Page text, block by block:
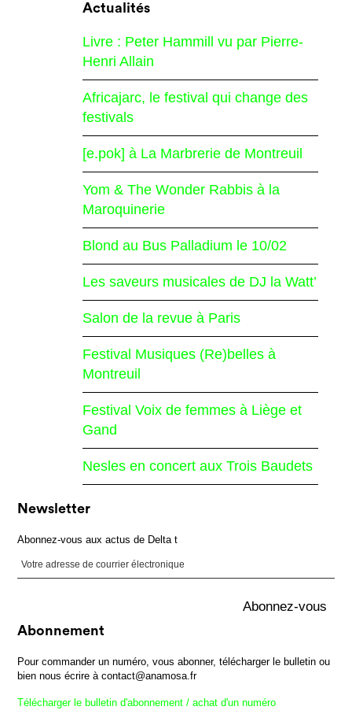
Actualités
Livre : Peter Hammill vu par Pierre-
Henri Allain
Africajarc, le festival qui change des
festivals
[e.pok] à La Marbrerie de Montreuil
Yom & The Wonder Rabbis à la
Maroquinerie
Blond au Bus Palladium le 10/02
Les saveurs musicales de DJ la Watt’
Salon de la revue à Paris
Festival Musiques (Re)belles à
Montreuil
Festival Voix de femmes à Liège et
Gand
Nesles en concert aux Trois Baudets
Newsletter
Abonnez-vous aux actus de Delta t
Abonnement
Pour commander un numéro, vous abonner, télécharger le bulletin ou
bien nous écrire à contact@anamosa.fr
Télécharger le bulletin d'abonnement / achat d'un numéro